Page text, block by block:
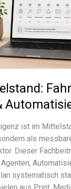
ist im
als
Dieser
syste­ma­tisch